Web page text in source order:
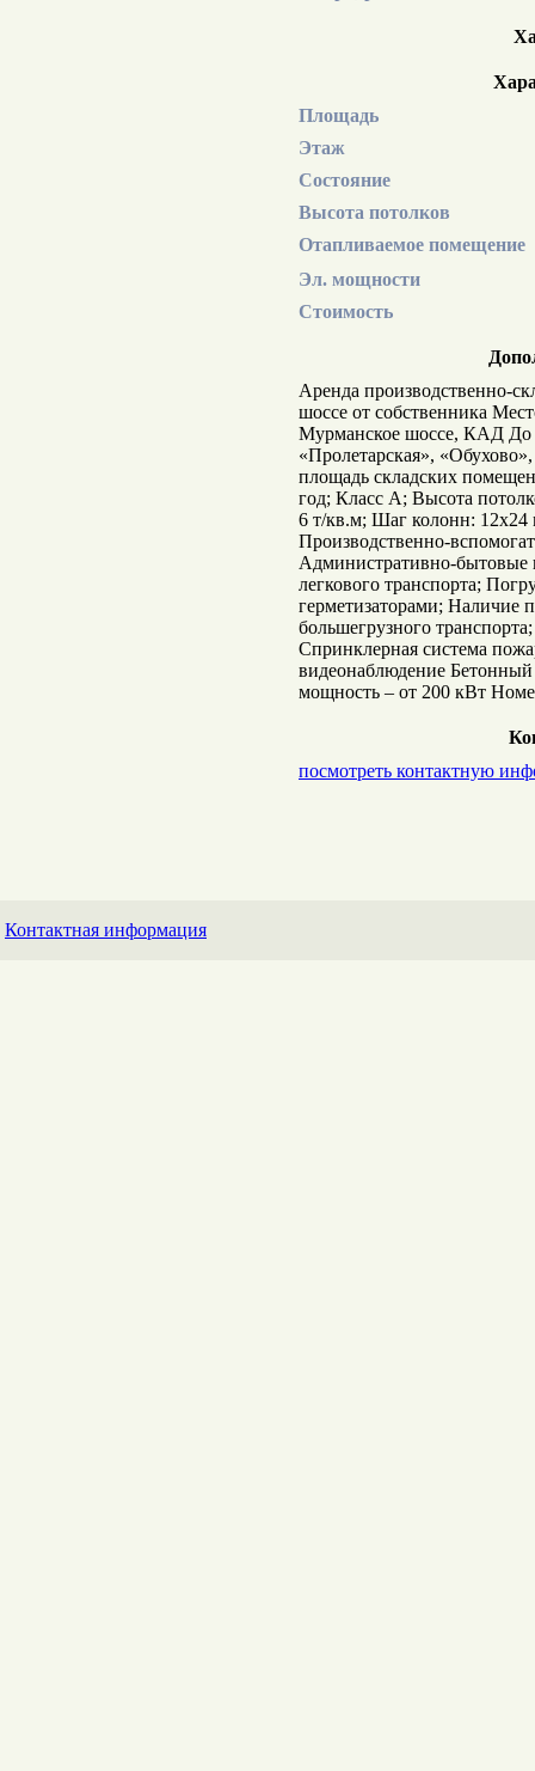
Площадь
Этаж
Состояние
Высота потолков
Отапливаемое помещение
Эл. мощности
Стоимость
Аренда производственно-
шоссе от собственника
Мурманское шоссе, КАД До
«Пролетарская»,
площадь складских
год; Класс А; Высота
6 т/кв.м; Шаг колонн:
Производственно-
Административно-бытовые
легкового транспорта;
герметизаторами; Наличие
большегрузного
Спринклерная система
видеонаблюдение
мощность – от 200 кВт
посмотреть контактную
Контактная информация